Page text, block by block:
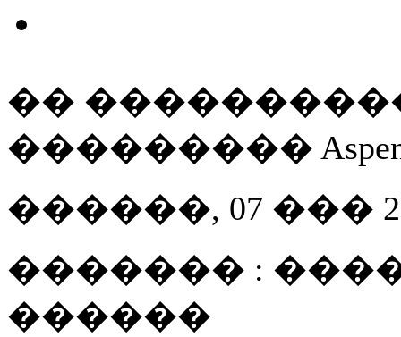
��
���������
������, 07 ���
������� :
������